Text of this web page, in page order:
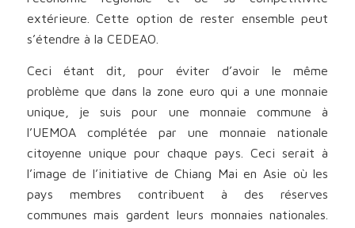
extérieure. Cette option de rester ensemble peut
s’étendre à la CEDEAO.
Ceci étant dit, pour éviter d’avoir le même
problème que dans la zone euro qui a une monnaie
unique, je suis pour une monnaie commune à
l’UEMOA complétée par une monnaie nationale
citoyenne unique pour chaque pays. Ceci serait à
l’image de l’initiative de Chiang Mai en Asie où les
pays membres contribuent à des réserves
communes mais gardent leurs monnaies nationales.